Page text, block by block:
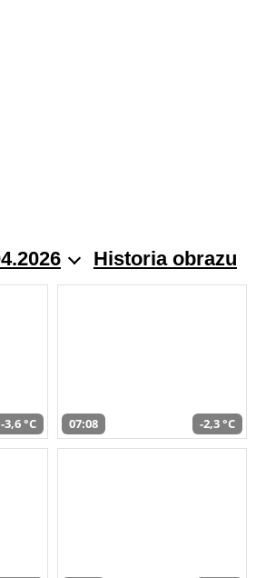
Historia obrazu
-3,6 °C 07:08 -2,3 °C